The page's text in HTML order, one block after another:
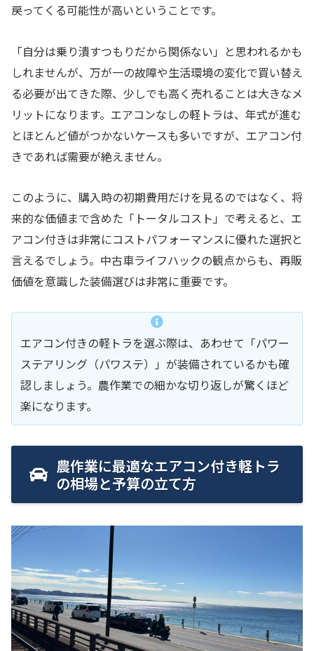
戻ってくる可能性が高いということです。
「自分は乗り潰すつもりだから関係ない」と思われるかも
しれませんが、万が一の故障や生活環境の変化で買い替え
る必要が出てきた際、少しでも高く売れることは大きなメ
リットになります。エアコンなしの軽トラは、年式が進む
とほとんど値がつかないケースも多いですが、エアコン付
きであれば需要が絶えません。
このように、購入時の初期費用だけを見るのではなく、将
来的な価値まで含めた「トータルコスト」で考えると、エ
アコン付きは非常にコストパフォーマンスに優れた選択と
言えるでしょう。中古車ライフハックの観点からも、再販
価値を意識した装備選びは非常に重要です。
エアコン付きの軽トラを選ぶ際は、あわせて「パワー
ステアリング（パワステ）」が装備されているかも確
認しましょう。農作業での細かな切り返しが驚くほど
楽になります。
農作業に最適なエアコン付き軽トラ
の相場と予算の立て方